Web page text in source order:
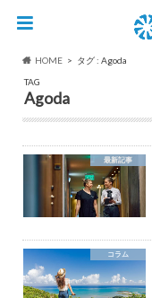
HOME
タグ : Agoda
TAG
Agoda
最新記事
コラム